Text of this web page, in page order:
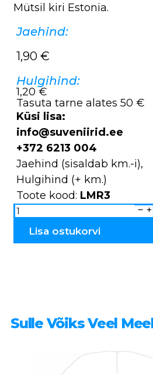
Mütsil kiri Estonia.
Jaehind:
1,90 €
Hulgihind:
1,20 €
Tasuta tarne alates 50 €
Küsi lisa:
info@suveniirid.ee
+372 6213 004
Jaehind (sisaldab km.-i),
Hulgihind (+ km.)
Toote kood: LMR3
Magnet
korstnapühkija
PEA
Lisa ostukorvi
Sulle Võiks Veel